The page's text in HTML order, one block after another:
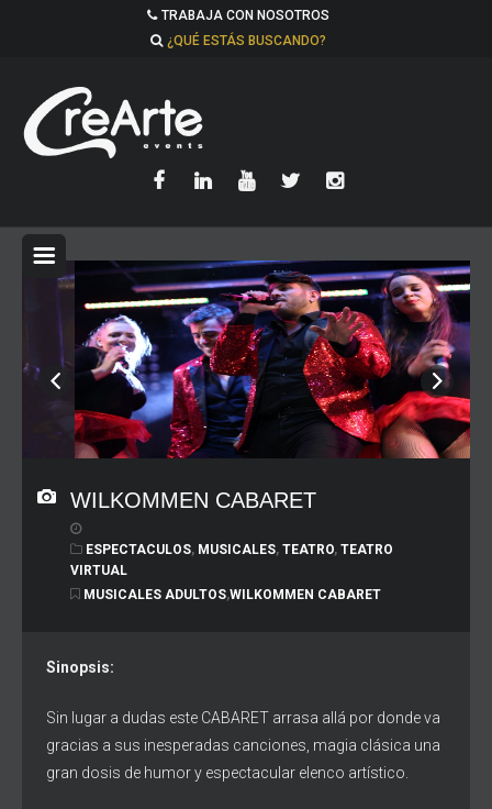
TRABAJA CON NOSOTROS
¿QUÉ ESTÁS BUSCANDO?
WILKOMMEN CABARET
ESPECTACULOS, MUSICALES, TEATRO, TEATRO
VIRTUAL
MUSICALES ADULTOS,WILKOMMEN CABARET
Sinopsis:
Sin lugar a dudas este CABARET arrasa allá por donde va
gracias a sus inesperadas canciones, magia clásica una
gran dosis de humor y espectacular elenco artístico.